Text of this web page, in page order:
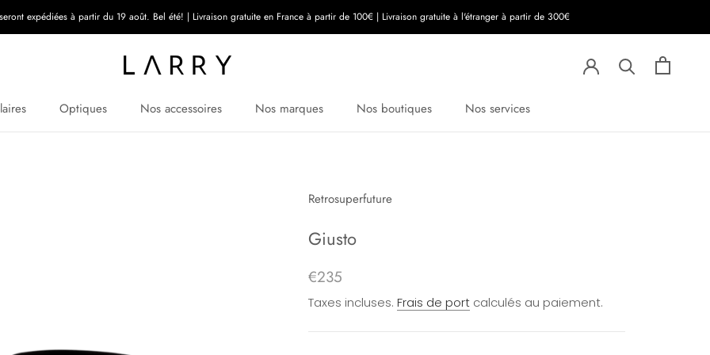
expédiées à partir du 19 août. Bel été! | Livraison gratuite en France à partir de 100€ | Livraison gratuite à l'étranger à partir de 300€
Optiques Nos accessoires Nos marques Nos boutiques Nos services
Retrosuperfuture
Giusto
€235
Taxes incluses. Frais de port calculés au paiement.